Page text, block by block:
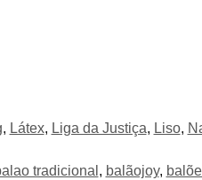
, Látex, Liga da Justiça, Liso,
tradicional , balãojoy,